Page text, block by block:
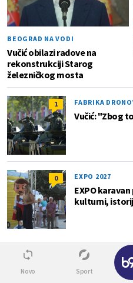
BEOGRAD NA VODI
Vučić obilazi radove na
rekonstrukciji Starog
železničkog mosta
1 FABRIKA
Vučić: "Zbog
0 EXPO 2027
EXPO
kulturni,
Info
Novo Sport
✕